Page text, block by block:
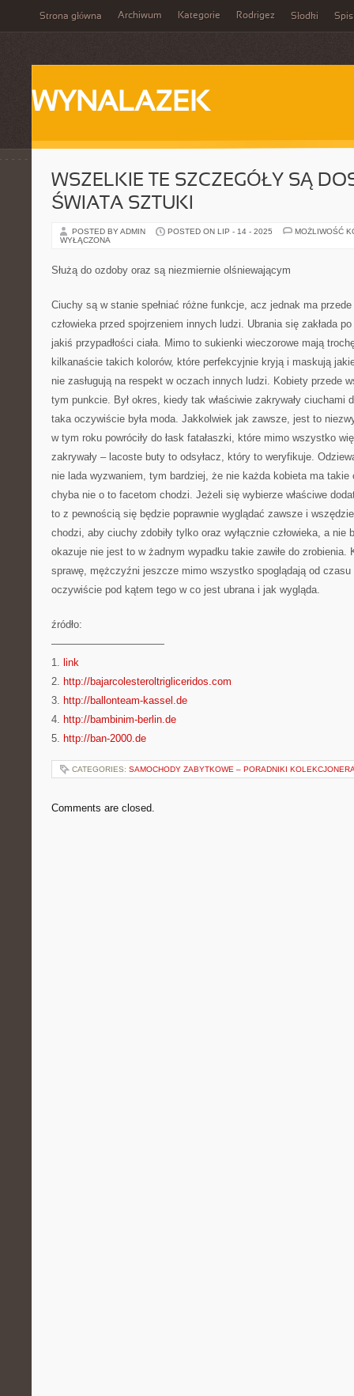
Strona główna Archiwum Kategorie Rodrigez Słodki Spis
WYNALAZEK
WSZELKIE TE SZCZEGÓŁY SĄ
ŚWIATA SZTUKI
POSTED BY ADMIN POSTED ON LIP - 14 - 2025
MOŻLIWOŚĆ
WYŁĄCZONA
Służą do ozdoby oraz są niezmiernie olśniewającym
Ciuchy są w stanie spełniać różne funkcje, acz jednak ma przede
człowieka przed spojrzeniem innych ludzi. Ubrania się zakłada
jakiś przypadłości ciała. Mimo to sukienki wieczorowe mają
kilkanaście takich kolorów, które perfekcyjnie kryją i maskują
nie zasługują na respekt w oczach innych ludzi. Kobiety przede
tym punkcie. Był okres, kiedy tak właściwie zakrywały ciuchami
taka oczywiście była moda. Jakkolwiek jak zawsze, jest to
w tym roku powróciły do łask fatałaszki, które mimo wszystko
zakrywały – lacoste buty to odsyłacz, który to weryfikuje.
nie lada wyzwaniem, tym bardziej, że nie każda kobieta ma takie
chyba nie o to facetom chodzi. Jeżeli się wybierze właściwe
to z pewnością się będzie poprawnie wyglądać zawsze i
chodzi, aby ciuchy zdobiły tylko oraz wyłącznie człowieka, a nie
okazuje nie jest to w żadnym wypadku takie zawiłe do zrobienia.
sprawę, mężczyźni jeszcze mimo wszystko spoglądają od
oczywiście pod kątem tego w co jest ubrana i jak wygląda.
źródło:
———————————
1. link
2. http://bajarcolesteroltrigliceridos.com
3. http://ballonteam-kassel.de
4. http://bambinim-berlin.de
5. http://ban-2000.de
CATEGORIES: SAMOCHODY ZABYTKOWE – PORADNIKI
Comments are closed.